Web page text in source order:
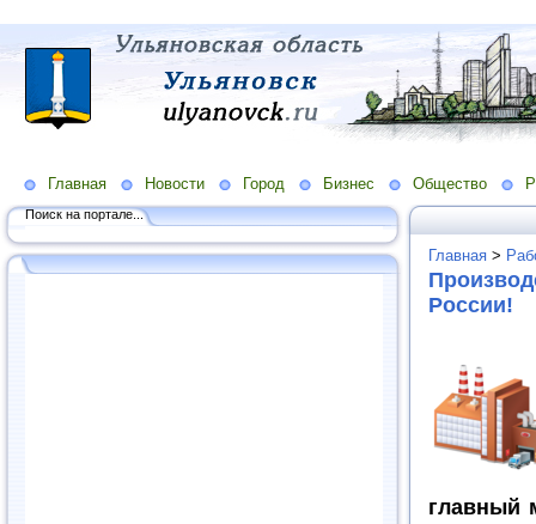
Главная Новости Город Бизнес Общество
Поиск на портале...
Главная >
России!
главный